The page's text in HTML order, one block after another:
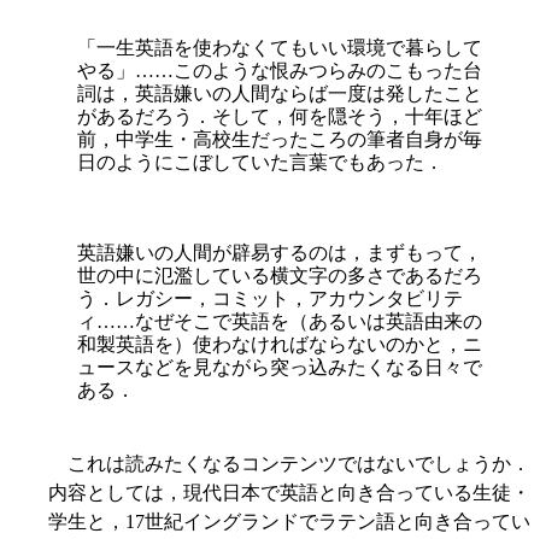
「一生英語を使わなくてもいい環境で暮らして
やる」……このような恨みつらみのこもった台
詞は，英語嫌いの人間ならば一度は発したこと
があるだろう．そして，何を隠そう，十年ほど
前，中学生・高校生だったころの筆者自身が毎
日のようにこぼしていた言葉でもあった．
英語嫌いの人間が辟易するのは，まずもって，
世の中に氾濫している横文字の多さであるだろ
う．レガシー，コミット，アカウンタビリテ
ィ……なぜそこで英語を（あるいは英語由来の
和製英語を）使わなければならないのかと，ニ
ュースなどを見ながら突っ込みたくなる日々で
ある．
これは読みたくなるコンテンツではないでしょうか．
内容としては，現代日本で英語と向き合っている生徒・
学生と，17世紀イングランドでラテン語と向き合ってい